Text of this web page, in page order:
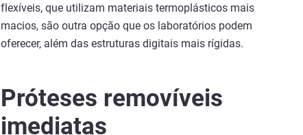
flexíveis, que utilizam materiais termoplásticos mais
macios, são outra opção que os laboratórios podem
oferecer, além das estruturas digitais mais rígidas.
Próteses removíveis
imediatas